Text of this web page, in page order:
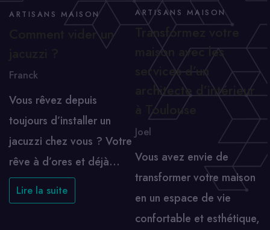
ARTISANS MAISON
Comment vider un
Franck
Vous rêvez depuis
toujours d’installer un
jacuzzi chez vous ? Votre
rêve à d’ores et déjà…
Lire la suite
ARTISANS MAISON
Transformez votre
maison avec les
services d’un
architecte d’intérieur
à Toulouse
Joel
Vous avez envie de
transformer votre maison
en un espace de vie
confortable et esthétique,